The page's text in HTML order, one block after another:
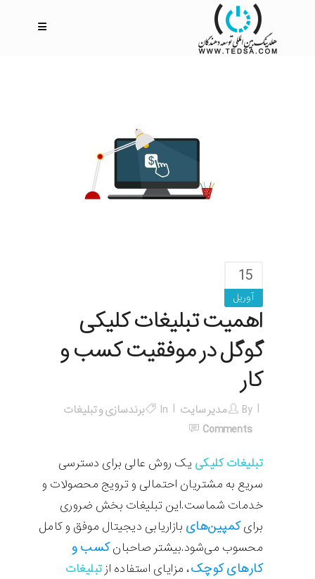
15
آوریل
اهمیت تبلیغات کلیکی
گوگل در موفقیت کسب و
کار
By مدیر سایت In
برندسازی و تبلیغات
Comments
تبلیغات کلیکی یک روش عالی برای دسترسی
سریع به مشتریان احتمالی و ترویج محصولات و
خدمات شماست.این تبلیغات بخش ضروری
برایکمپین‌های بازاریابی دیجیتال موفق و کامل
محسوب می‌شود.بیشتر صاحبانکسب و
کارهای کوچک، مزایای استفاده از تبلیغات